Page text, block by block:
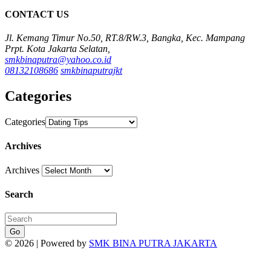
CONTACT US
Jl. Kemang Timur No.50, RT.8/RW.3, Bangka, Kec. Mampang
Prpt. Kota Jakarta Selatan,
smkbinaputra@yahoo.co.id
08132108686 smkbinaputrajkt
Categories
Categories
Archives
Archives
Search
Go
© 2026 | Powered by SMK BINA PUTRA JAKARTA